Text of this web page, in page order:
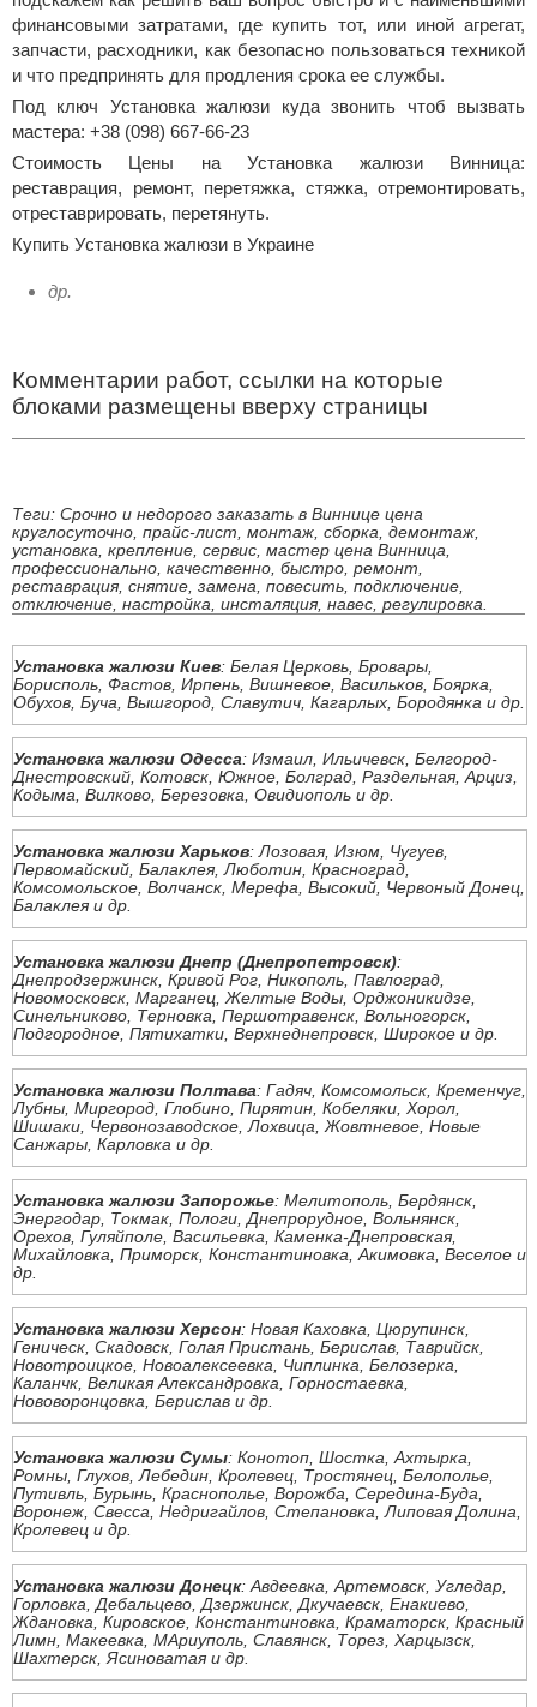
финансовыми затратами, где купить тот, или иной агрегат,
запчасти, расходники, как безопасно пользоваться техникой
и что предпринять для продления срока ее службы.
Под ключ Установка жалюзи куда звонить чтоб вызвать
мастера: +38 (098) 667-66-23
Стоимость Цены на Установка жалюзи Винница:
реставрация, ремонт, перетяжка, стяжка, отремонтировать,
отреставрировать, перетянуть.
Купить Установка жалюзи в Украине
др.
Комментарии работ, ссылки на которые
блоками размещены вверху страницы
Теги: Срочно и недорого заказать в Виннице цена
круглосуточно, прайс-лист, монтаж, сборка, демонтаж,
установка, крепление, сервис, мастер цена Винница,
профессионально, качественно, быстро, ремонт,
реставрация, снятие, замена, повесить, подключение,
отключение, настройка, инсталяция, навес, регулировка.
Установка жалюзи Киев: Белая Церковь, Бровары,
Борисполь, Фастов, Ирпень, Вишневое, Васильков, Боярка,
Обухов, Буча, Вышгород, Славутич, Кагарлых, Бородянка и др.
Установка жалюзи Одесса: Измаил, Ильичевск, Белгород-
Днестровский, Котовск, Южное, Болград, Раздельная, Арциз,
Кодыма, Вилково, Березовка, Овидиополь и др.
Установка жалюзи Харьков: Лозовая, Изюм, Чугуев,
Первомайский, Балаклея, Люботин, Красноград,
Комсомольское, Волчанск, Мерефа, Высокий, Червоный Донец,
Балаклея и др.
Установка жалюзи Днепр (Днепропетровск):
Днепродзержинск, Кривой Рог, Никополь, Павлоград,
Новомосковск, Марганец, Желтые Воды, Орджоникидзе,
Синельниково, Терновка, Першотравенск, Вольногорск,
Подгородное, Пятихатки, Верхнеднепровск, Широкое и др.
Установка жалюзи Полтава: Гадяч, Комсомольск, Кременчуг,
Лубны, Миргород, Глобино, Пирятин, Кобеляки, Хорол,
Шишаки, Червонозаводское, Лохвица, Жовтневое, Новые
Санжары, Карловка и др.
Установка жалюзи Запорожье: Мелитополь, Бердянск,
Энергодар, Токмак, Пологи, Днепрорудное, Вольнянск,
Орехов, Гуляйполе, Васильевка, Каменка-Днепровская,
Михайловка, Приморск, Константиновка, Акимовка, Веселое и
др.
Установка жалюзи Херсон: Новая Каховка, Цюрупинск,
Геническ, Скадовск, Голая Пристань, Берислав, Таврийск,
Новотроицкое, Новоалексеевка, Чиплинка, Белозерка,
Каланчк, Великая Александровка, Горностаевка,
Нововоронцовка, Берислав и др.
Установка жалюзи Сумы: Конотоп, Шостка, Ахтырка,
Ромны, Глухов, Лебедин, Кролевец, Тростянец, Белополье,
Путивль, Бурынь, Краснополье, Ворожба, Середина-Буда,
Воронеж, Свесса, Недригайлов, Степановка, Липовая Долина,
Кролевец и др.
Установка жалюзи Донецк: Авдеевка, Артемовск, Угледар,
Горловка, Дебальцево, Дзержинск, Дкучаевск, Енакиево,
Ждановка, Кировское, Константиновка, Краматорск, Красный
Лимн, Макеевка, МАриуполь, Славянск, Торез, Харцызск,
Шахтерск, Ясиноватая и др.